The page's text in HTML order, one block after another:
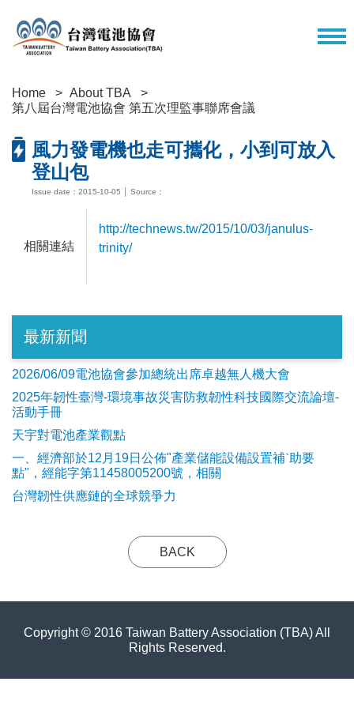
Home
About TBA
第八屆台灣電池協會 第五次理監事聯席會議
風力發電機也走可攜化，小到可放入
登山包
Issue date：2015-10-05 │ Source：
相關連結
http://technews.tw/2015/10/03/janulus-
trinity/
最新新聞
2026/06/09電池協會參加總統出席卓越無人機大會
2025年韌性臺灣-環境事故災害防救韌性科技國際交流論壇-
活動手冊
天宇對電池產業觀點
​一、經濟部於12月19日公佈"產業儲能設備設置補ˋ助要
點"，經能字第11458005200號，相關
台灣韌性供應鏈的全球競爭力
BACK
Copyright © 2016 Taiwan Battery Association (TBA) All
Rights Reserved.